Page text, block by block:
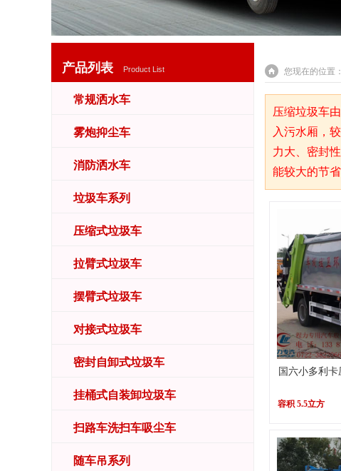
产品列表 Product List
常规洒水车
雾炮抑尘车
消防洒水车
垃圾车系列
压缩式垃圾车
拉臂式垃圾车
摆臂式垃圾车
对接式垃圾车
密封自卸式垃圾车
挂桶式自装卸垃圾车
扫路车洗扫车吸尘车
随车吊系列
您现在的位置：
压缩垃圾车
入污水厢，
力大、密封
能较大的节
国六小多利
容积 5.5立方